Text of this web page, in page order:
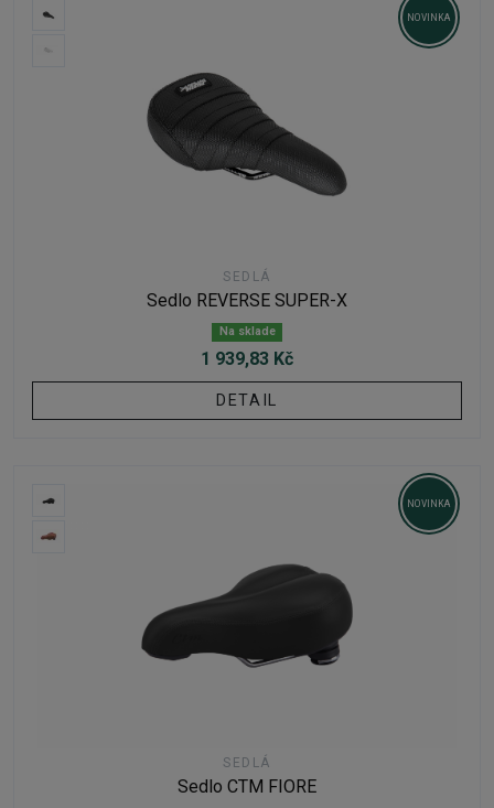
NOVINKA
SEDLÁ
Sedlo REVERSE SUPER-X
Na sklade
1 939,83 Kč
DETAIL
NOVINKA
SEDLÁ
Sedlo CTM FIORE